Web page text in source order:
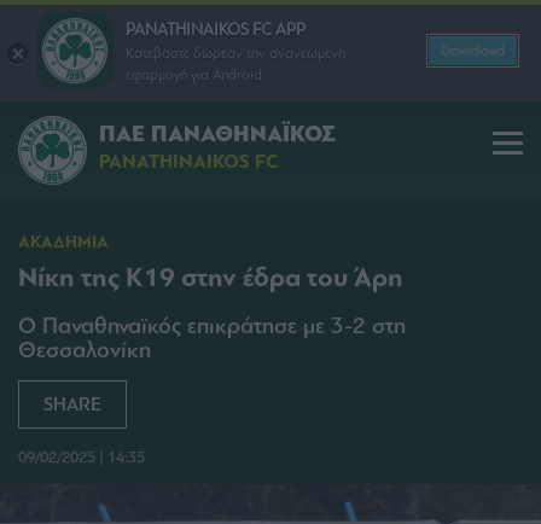
PANATHINAIKOS FC APP
Κατεβάστε δωρεάν την ανανεωμένη
εφαρμογή για Android
Download
ΠΑΕ ΠΑΝΑΘΗΝΑΪΚΟΣ
PANATHINAIKOS FC
ΑΚΑΔΗΜΙΑ
Νίκη της Κ19 στην έδρα του Άρη
Ο Παναθηναϊκός επικράτησε με 3-2 στη
Θεσσαλονίκη
SHARE
09/02/2025 | 14:35